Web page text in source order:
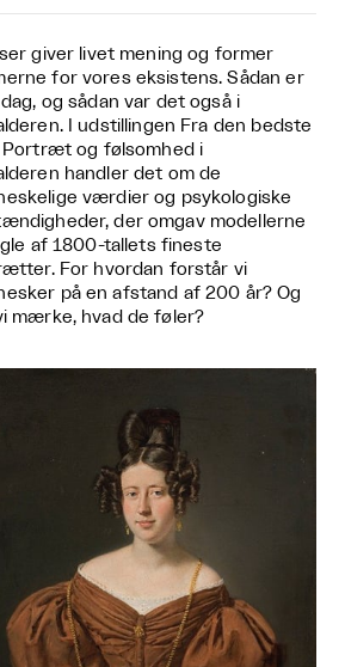
giver livet mening og former
for vores eksistens. Sådan er
og sådan var det også i
I udstillingen Fra den bedste
Portræt og følsomhed i
handler det om de
værdier og psykologiske
der omgav modellerne
af 1800-tallets fineste
For hvordan forstår vi
på en afstand af 200 år? Og
mærke, hvad de føler?